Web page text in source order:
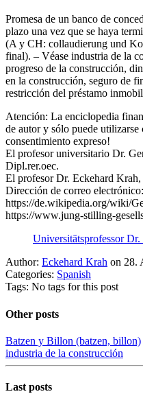
Promesa de un banco de
plazo una vez que se haya
(A y CH: collaudierung und
final). – Véase industria de la
progreso de la construcción,
en la construcción, seguro de
restricción del préstamo
Atención: La enciclopedia
de autor y sólo puede
consentimiento expreso!
El profesor universitario Dr.
Dipl.rer.oec.
El profesor Dr. Eckehard
Dirección de correo
https://de.wikipedia.org/wiki/
https://www.jung-stilling-
Universitätsprofessor
Author: Eckehard Krah on 28.
Categories: Spanish
Tags: No tags for this post
Other posts
Batzen y Billon (batzen, billon)
industria de la construcción
Last posts